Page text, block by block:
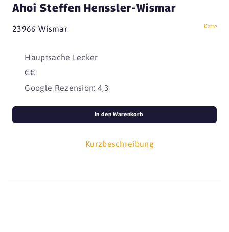
Ahoi Steffen Henssler-Wismar
23966 Wismar Karte
Hauptsache Lecker
€€
Google Rezension: 4,3
Kurzbeschreibung
in den Warenkorb